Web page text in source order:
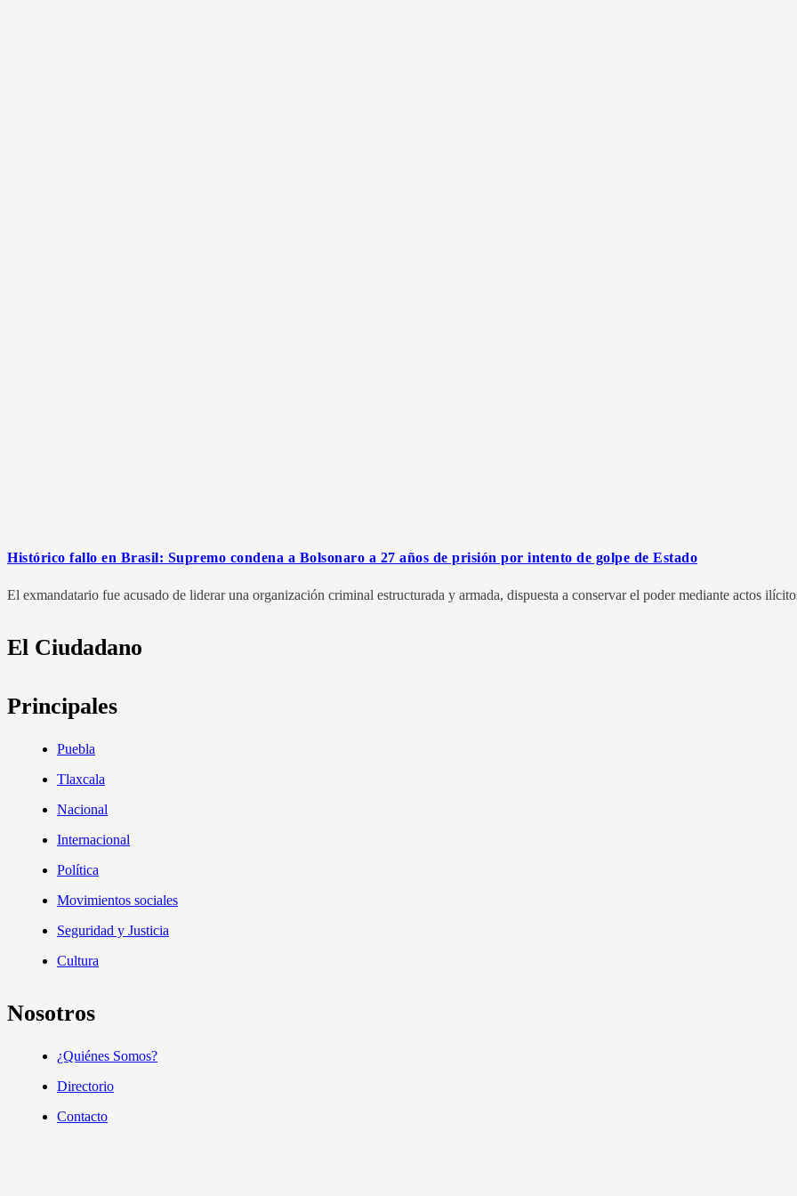
Histórico fallo en Brasil: Supremo condena a Bolsonaro a 27 años de prisión por intento de golpe de Estado
El exmandatario fue acusado de liderar una organización criminal estructurada y armada, dispuesta a conservar el poder mediante actos
El Ciudadano
Principales
Puebla
Tlaxcala
Nacional
Internacional
Política
Movimientos sociales
Seguridad y Justicia
Cultura
Nosotros
¿Quiénes Somos?
Directorio
Contacto